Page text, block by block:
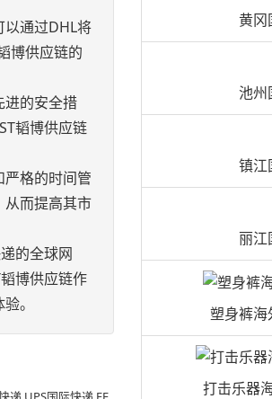
以通过DHL将
博供应链的
进的安全措
韬博供应链
格的时间管
从而提高其市
的全球网
博供应链作
。
黄冈
池州
镇江
丽江
塑身裤海
打击乐器